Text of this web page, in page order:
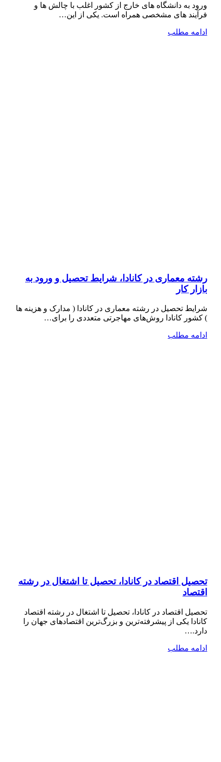
ورود به دانشگاه ‌های خارج از کشور اغلب با چالش ‌ها و
فرآیند های مشخصی همراه است. یکی از این…
ادامه مطلب
رشته معماری در کانادا، شرایط تحصیل و ورود به
بازار کار
شرایط تحصیل در رشته معماری در کانادا ( مدارک و هزینه ها
) کشور کانادا روش‌های مهاجرتی متعددی را برای…
ادامه مطلب
تحصیل اقتصاد در کانادا، تحصیل تا اشتغال در رشته
اقتصاد
تحصیل اقتصاد در کانادا، تحصیل تا اشتغال در رشته اقتصاد
کانادا یکی از پیشرفته‌ترین و بزرگ‌ترین اقتصادهای جهان را
دارد.…
ادامه مطلب